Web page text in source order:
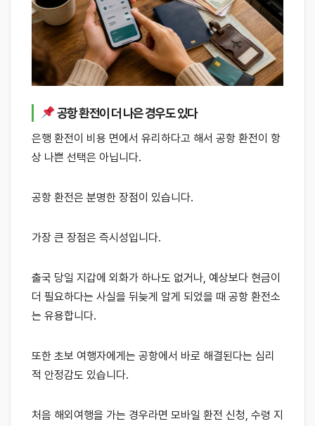
공항 환전이 더 나은 경우도 있다
은행 환전이 비용 면에서 유리하다고 해서 공항 환전이 항
상 나쁜 선택은 아닙니다.
공항 환전은 분명한 장점이 있습니다.
가장 큰 장점은 즉시성입니다.
출국 당일 지갑에 외화가 하나도 없거나, 예상보다 현금이
더 필요하다는 사실을 뒤늦게 알게 되었을 때 공항 환전소
는 유용합니다.
또한 초보 여행자에게는 공항에서 바로 해결된다는 심리
적 안정감도 있습니다.
처음 해외여행을 가는 경우라면 모바일 환전 신청, 수령 지